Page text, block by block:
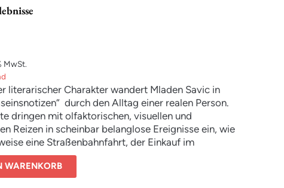
MwSt.
literarischer Charakter wandert Mladen Savic in
durch den Alltag einer realen Person.
dringen mit olfaktorischen, visuellen und
Reizen in scheinbar belanglose Ereignisse ein, wie
eine Straßenbahnfahrt, der Einkauf im
ein Tankstellenstopp oder der Besuch eines
Eine, etwas erzählende, Handlung sucht man in den
vergebens. Vielmehr animiert Savic, das, was
WARENKORB